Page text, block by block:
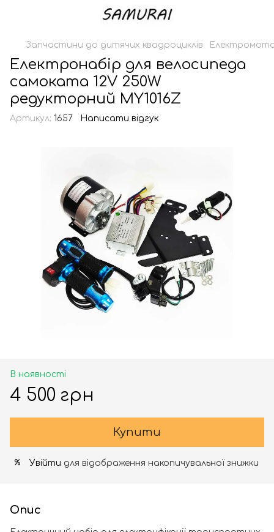
Запчастини до дитячих квадроциклів
Електронабір для велосипеда
самоката 12V 250W
редукторний MY1016Z
Артикул: 1657 Написати відгук
В наявності
4 500 грн
Купити
% Увійти для відображення накопичувальної знижки
Опис